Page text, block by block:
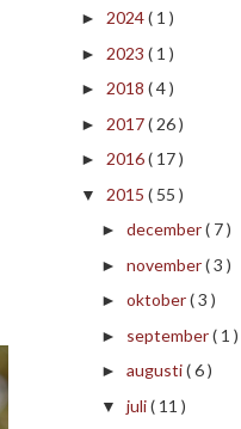
► 2024( 1 )
► 2023 ( 1 )
► 2018 ( 4 )
► 2017( 26 )
► 2016( 17 )
▼ 2015 ( 55 )
► december( 7 )
► november( 3 )
► oktober( 3 )
► september( 1 )
► augusti( 6 )
▼ juli( 11 )